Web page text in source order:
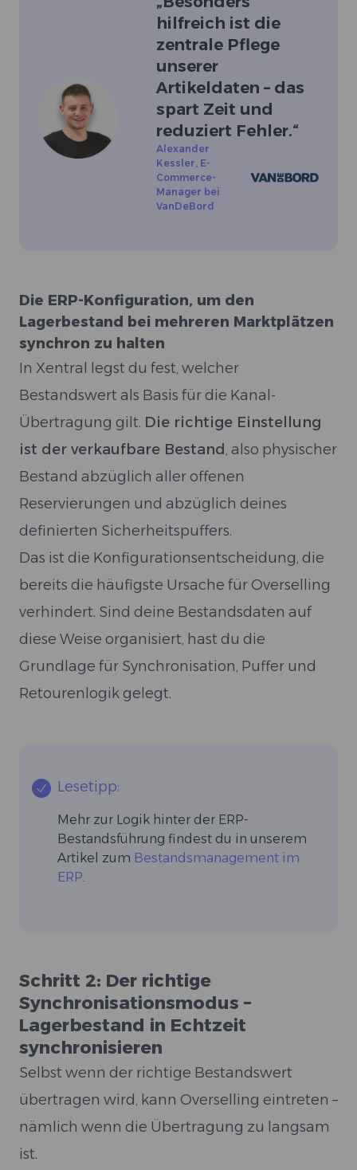
hilfreich ist die
zentrale Pflege
unserer
Artikeldaten – das
spart Zeit und
reduziert Fehler.“
Alexander
Kessler, E-
Commerce-
Manager bei
VanDeBord
Die ERP-Konfiguration, um den
Lagerbestand bei mehreren Marktplätzen
synchron zu halten
In Xentral legst du fest, welcher
Bestandswert als Basis für die Kanal-
Übertragung gilt. Die richtige Einstellung
ist der verkaufbare Bestand , also physischer
Bestand abzüglich aller offenen
Reservierungen und abzüglich deines
definierten Sicherheitspuffers.
Das ist die Konfigurationsentscheidung, die
bereits die häufigste Ursache für Overselling
verhindert. Sind deine Bestandsdaten auf
diese Weise organisiert, hast du die
Grundlage für Synchronisation, Puffer und
Retourenlogik gelegt.
Lesetipp:
Mehr zur Logik hinter der ERP-
Bestandsführung findest du in unserem
Artikel zum Bestandsmanagement im
ERP.
Schritt 2: Der richtige
Synchronisationsmodus –
Lagerbestand in Echtzeit
synchronisieren
Selbst wenn der richtige Bestandswert
übertragen wird, kann Overselling eintreten –
nämlich wenn die Übertragung zu langsam
ist.